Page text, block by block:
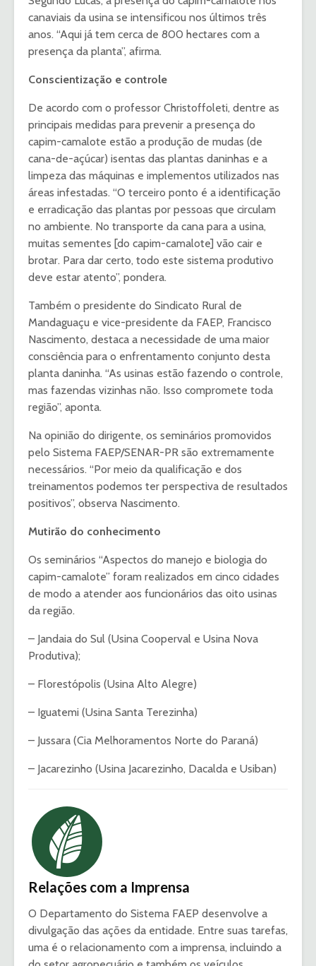
canaviais da usina se intensificou nos últimos três
anos. “Aqui já tem cerca de 800 hectares com a
presença da planta”, afirma.
Conscientização e controle
De acordo com o professor Christoffoleti, dentre as
principais medidas para prevenir a presença do
capim-camalote estão a produção de mudas (de
cana-de-açúcar) isentas das plantas daninhas e a
limpeza das máquinas e implementos utilizados nas
áreas infestadas. “O terceiro ponto é a identificação
e erradicação das plantas por pessoas que circulam
no ambiente. No transporte da cana para a usina,
muitas sementes [do capim-camalote] vão cair e
brotar. Para dar certo, todo este sistema produtivo
deve estar atento”, pondera.
Também o presidente do Sindicato Rural de
Mandaguaçu e vice-presidente da FAEP, Francisco
Nascimento, destaca a necessidade de uma maior
consciência para o enfrentamento conjunto desta
planta daninha. “As usinas estão fazendo o controle,
mas fazendas vizinhas não. Isso compromete toda
região”, aponta.
Na opinião do dirigente, os seminários promovidos
pelo Sistema FAEP/SENAR-PR são extremamente
necessários. “Por meio da qualificação e dos
treinamentos podemos ter perspectiva de resultados
positivos”, observa Nascimento.
Mutirão do conhecimento
Os seminários “Aspectos do manejo e biologia do
capim-camalote” foram realizados em cinco cidades
de modo a atender aos funcionários das oito usinas
da região.
– Jandaia do Sul (Usina Cooperval e Usina Nova
Produtiva);
– Florestópolis (Usina Alto Alegre)
– Iguatemi (Usina Santa Terezinha)
– Jussara (Cia Melhoramentos Norte do Paraná)
– Jacarezinho (Usina Jacarezinho, Dacalda e Usiban)
Relações com a Imprensa
O Departamento do Sistema FAEP desenvolve a
divulgação das ações da entidade. Entre suas tarefas,
uma é o relacionamento com a imprensa, incluindo a